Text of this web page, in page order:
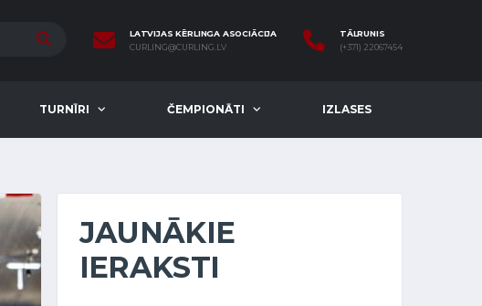
LATVIJAS KĒRLINGA ASOCIĀCIJA
CURLING@CURLING.LV
TĀLRUNIS
(+371) 22067454
TURNĪRI ČEMPIONĀTI IZLASES
JAUNĀKIE
IERAKSTI